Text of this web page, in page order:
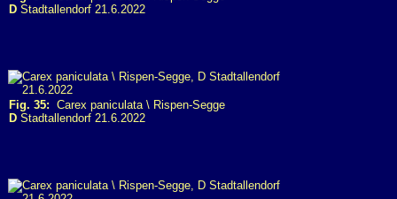
D Stadtallendorf 21.6.2022
Fig. 35: Carex paniculata \ Rispen-Segge
D Stadtallendorf 21.6.2022